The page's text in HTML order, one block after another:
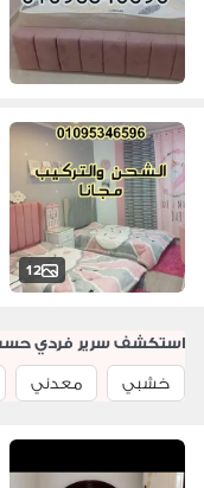
12
استكشف سرير فردي
خشبي
معدني